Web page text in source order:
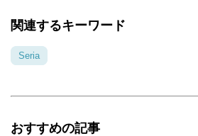
関連するキーワード
Seria
おすすめの記事